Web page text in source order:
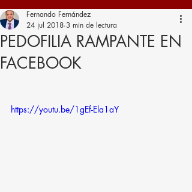
PEDOFILIA RAMPANTE EN
FACEBOOK
Fernando Fernández
24 jul 2018 3 min de lectura
https://youtu.be/1gEf-Ela1aY